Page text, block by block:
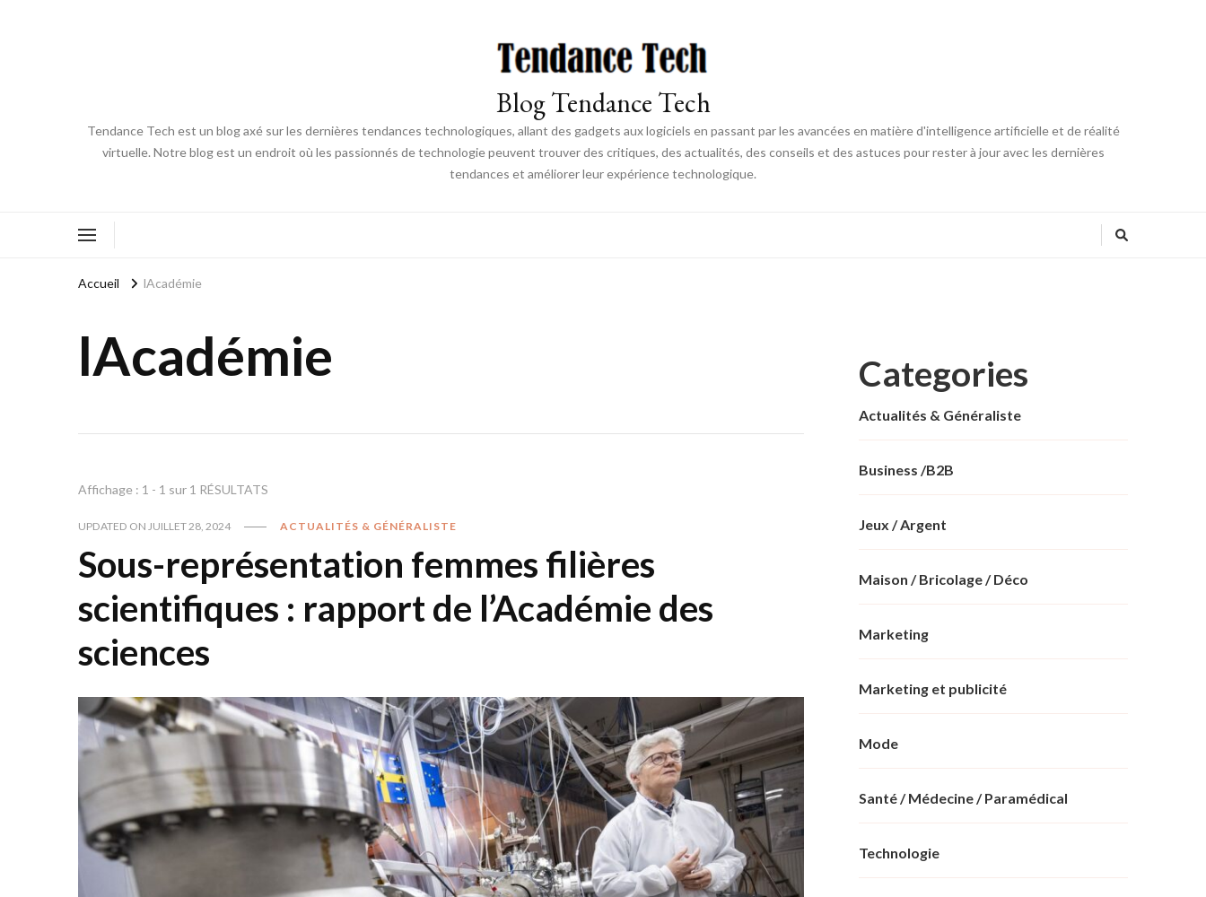
Blog Tendance Tech
Tendance Tech est un blog axé sur les dernières tendances technologiques, allant des gadgets aux logiciels en passant par les avancées en matière d'intelligence artificielle et de réalité
virtuelle. Notre blog est un endroit où les passionnés de technologie peuvent trouver des critiques, des actualités, des conseils et des astuces pour rester à jour avec les dernières
tendances et améliorer leur expérience technologique.
Accueil lAcadémie
lAcadémie
Affichage : 1 - 1 sur 1 RÉSULTATS
UPDATED ON JUILLET 28, 2024 ACTUALITÉS & GÉNÉRALISTE
Sous-représentation femmes filières
scientifiques : rapport de l’Académie des
sciences
Categories
Actualités & Généraliste
Business /B2B
Jeux / Argent
Maison / Bricolage / Déco
Marketing
Marketing et publicité
Mode
Santé / Médecine / Paramédical
Technologie